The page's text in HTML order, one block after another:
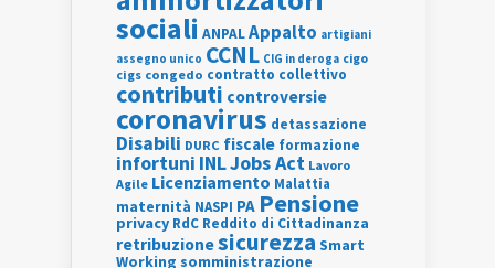
sociali ANPALAppalto artigiani
assegno unico CCNL CIG in deroga cigo
cigs congedo contratto collettivo
contributi controversie
coronavirus detassazione
Disabili DURC fiscale formazione
infortuni INLJobs Act Lavoro
Agile Licenziamento Malattia
maternità NASPI PA Pensione
privacy RdC Reddito di Cittadinanza
retribuzionesicurezza Smart
Working somministrazione